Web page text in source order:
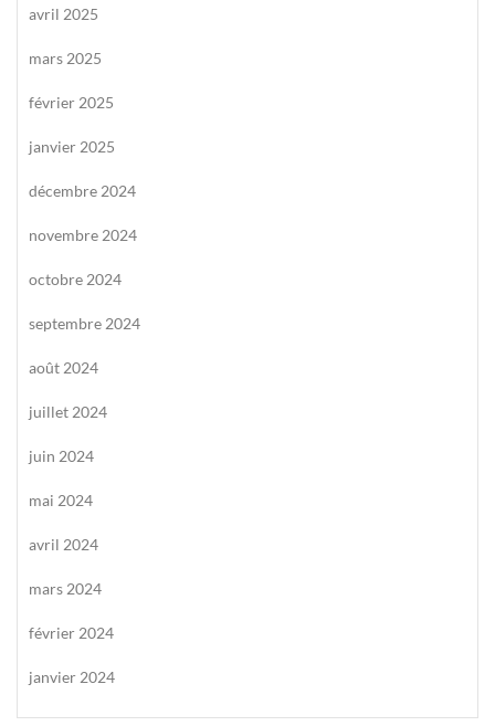
avril 2025
mars 2025
février 2025
janvier 2025
décembre 2024
novembre 2024
octobre 2024
septembre 2024
août 2024
juillet 2024
juin 2024
mai 2024
avril 2024
mars 2024
février 2024
janvier 2024